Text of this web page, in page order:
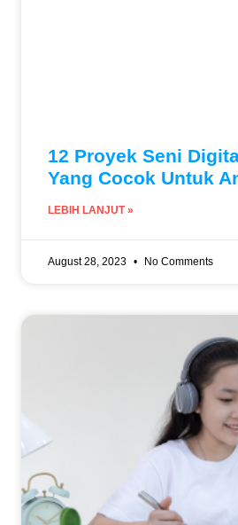
12 Proyek Seni
Yang Cocok Untuk
LEBIH LANJUT »
August 28, 2023 No Comments